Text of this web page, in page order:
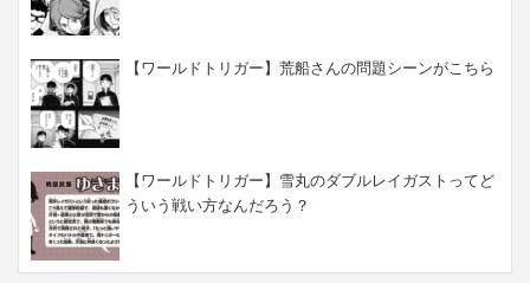
【ワールドトリガー】荒船さんの問題シーンがこちら
【ワールドトリガー】雪丸のダブルレイガストってど
ういう戦い方なんだろう？